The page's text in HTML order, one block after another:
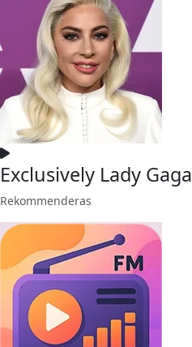
Exclusively Lady Gaga
Rekommenderas